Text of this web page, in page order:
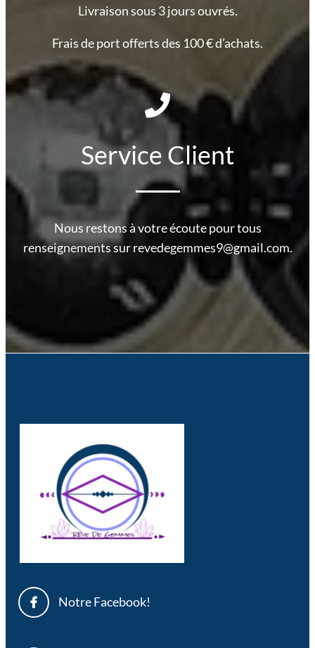
Livraison sous 3 jours ouvrés.
Frais de port offerts des 100 € d’achats.
Service Client
Nous restons à votre écoute pour tous
renseignements sur revedegemmes9@gmail.com.
Notre Facebook!